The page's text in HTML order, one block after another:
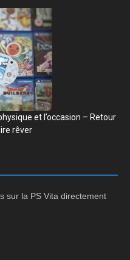
et l’occasion – Retour
rêver
sur la PS Vita directement